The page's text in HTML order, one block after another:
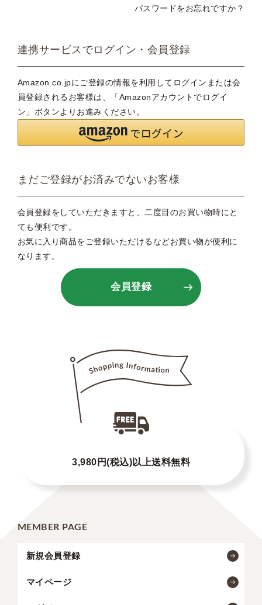
パスワードをお忘れですか？
連携サービスでログイン・会員登録
Amazon.co.jpにご登録の情報を利用してログインまたは会
員登録されるお客様は、「Amazonアカウントでログイ
ン」ボタンよりお進みください。
まだご登録がお済みでないお客様
会員登録をしていただきますと、二度目のお買い物時にと
ても便利です。
お気に入り商品をご登録いただけるなどお買い物が便利に
なります。
会員登録
3,980円(税込)以上送料無料
MEMBER PAGE
新規会員登録
マイページ